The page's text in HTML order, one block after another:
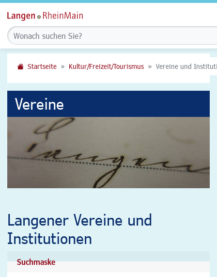
Startseite Kultur/Freizeit/Tourismus Vereine und
Vereine
Langener Vereine und
Institutionen
Suchmaske